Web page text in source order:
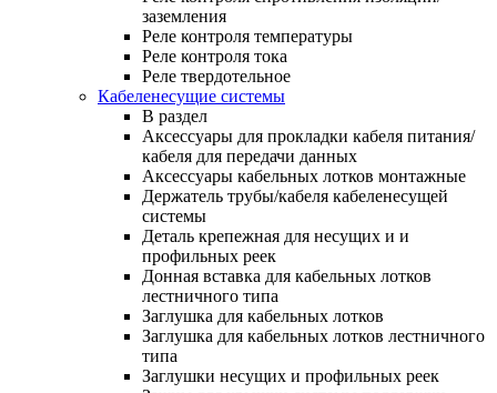
заземления
Реле контроля температуры
Реле контроля тока
Реле твердотельное
Кабеленесущие системы
В раздел
Аксессуары для прокладки кабеля питания/
кабеля для передачи данных
Аксессуары кабельных лотков монтажные
Держатель трубы/кабеля кабеленесущей
системы
Деталь крепежная для несущих и и
профильных реек
Донная вставка для кабельных лотков
лестничного типа
Заглушка для кабельных лотков
Заглушка для кабельных лотков лестничного
типа
Заглушки несущих и профильных реек